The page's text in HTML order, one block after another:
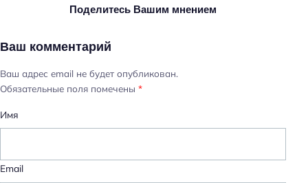
Поделитесь Вашим мнением
Ваш комментарий
Ваш адрес email не будет опубликован.
Обязательные поля помечены *
Имя
Email